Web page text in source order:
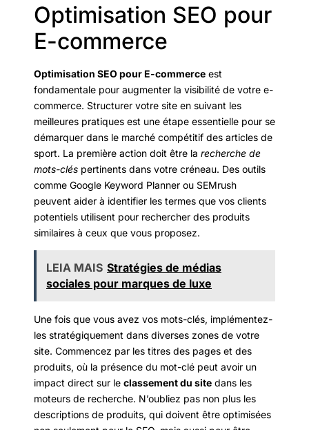
Optimisation SEO pour
E-commerce
Optimisation SEO pour E-commerce est
fondamentale pour augmenter la visibilité de votre e-
commerce. Structurer votre site en suivant les
meilleures pratiques est une étape essentielle pour se
démarquer dans le marché compétitif des articles de
sport. La première action doit être la recherche de
mots-clés pertinents dans votre créneau. Des outils
comme Google Keyword Planner ou SEMrush
peuvent aider à identifier les termes que vos clients
potentiels utilisent pour rechercher des produits
similaires à ceux que vous proposez.
LEIA MAIS Stratégies de médias
sociales pour marques de luxe
Une fois que vous avez vos mots-clés, implémentez-
les stratégiquement dans diverses zones de votre
site. Commencez par les titres des pages et des
produits, où la présence du mot-clé peut avoir un
impact direct sur le classement du site dans les
moteurs de recherche. N’oubliez pas non plus les
descriptions de produits, qui doivent être optimisées